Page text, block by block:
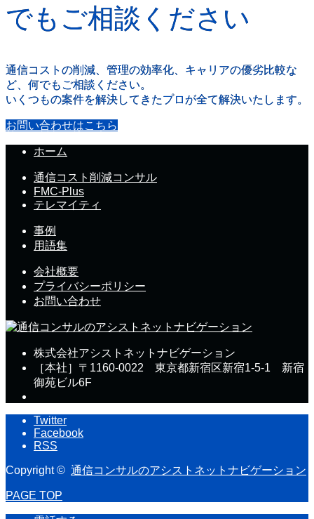
でもご相談ください
通信コストの削減、管理の効率化、キャリアの優劣比較な
ど、何でもご相談ください。
いくつもの案件を解決してきたプロが全て解決いたします。
お問い合わせはこちら
ホーム
通信コスト削減コンサル
FMC-Plus
テレマイティ
事例
用語集
会社概要
プライバシーポリシー
お問い合わせ
株式会社アシストネットナビゲーション
［本社］〒1160-0022 東京都新宿区新宿1-5-1 新宿
御苑ビル6F
Twitter
Facebook
RSS
Copyright © 通信コンサルのアシストネットナビゲーション
PAGE TOP